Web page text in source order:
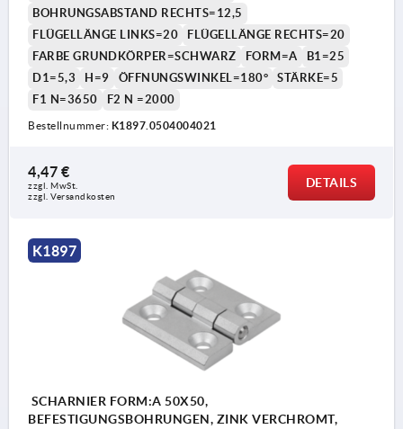
BOHRUNGSABSTAND RECHTS=12,5
FLÜGELLÄNGE LINKS=20
FLÜGELLÄNGE RECHTS=20
FARBE GRUNDKÖRPER=SCHWARZ
FORM=A
B1=25
D1=5,3
H=9 ÖFFNUNGSWINKEL=180°
STÄRKE=5
F1 N=3650
F2 N =2000
Bestellnummer: K1897.0504004021
4,47 €
zzgl. MwSt.
zzgl. Versandkosten
DETAILS
K1897
SCHARNIER FORM:A 50X50,
BEFESTIGUNGSBOHRUNGEN, ZINK VERCHROMT,